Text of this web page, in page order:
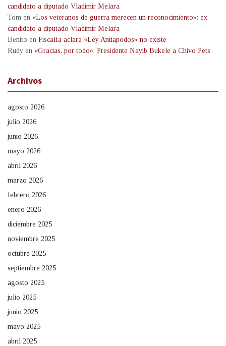
candidato a diputado Vladimir Melara
Tom en «Los veteranos de guerra merecen un reconocimiento»: ex
candidato a diputado Vladimir Melara
Benito en Fiscalía aclara «Ley Antiapodos» no existe
Rudy en «Gracias, por todo»: Presidente Nayib Bukele a Chivo Pets
Archivos
agosto 2026
julio 2026
junio 2026
mayo 2026
abril 2026
marzo 2026
febrero 2026
enero 2026
diciembre 2025
noviembre 2025
octubre 2025
septiembre 2025
agosto 2025
julio 2025
junio 2025
mayo 2025
abril 2025